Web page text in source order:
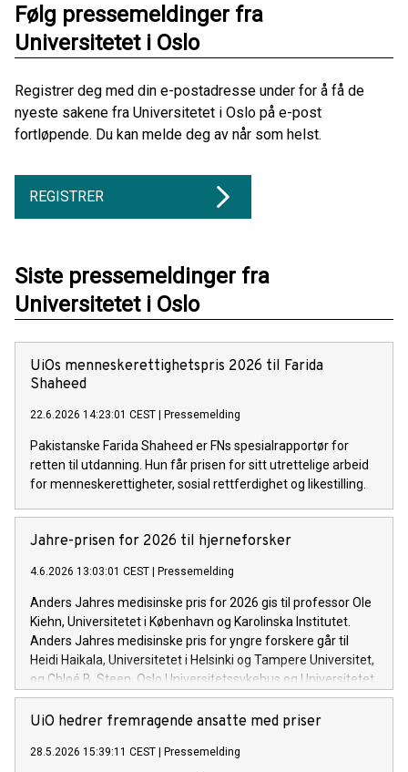
Følg pressemeldinger fra
Universitetet i Oslo
Registrer deg med din e-postadresse under for å få de
nyeste sakene fra Universitetet i Oslo på e-post
fortløpende. Du kan melde deg av når som helst.
REGISTRER
Siste pressemeldinger fra
Universitetet i Oslo
UiOs menneskerettighetspris 2026 til Farida
Shaheed
22.6.2026 14:23:01 CEST Pressemelding
Pakistanske Farida Shaheed er FNs spesialrapportør for
retten til utdanning. Hun får prisen for sitt utrettelige arbeid
for menneskerettigheter, sosial rettferdighet og likestilling.
Jahre-prisen for 2026 til hjerneforsker
4.6.2026 13:03:01 CEST Pressemelding
Anders Jahres medisinske pris for 2026 gis til professor Ole
Kiehn, Universitetet i København og Karolinska Institutet.
Anders Jahres medisinske pris for yngre forskere går til
Heidi Haikala, Universitetet i Helsinki og Tampere Universitet,
og Chloé B. Steen, Oslo Universitetssykehus og Universitetet
i Oslo.
UiO hedrer fremragende ansatte med priser
28.5.2026 15:39:11 CEST Pressemelding